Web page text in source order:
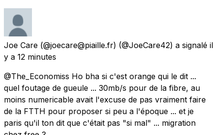
Joe Care (@joecare@piaille.fr) (@JoeCare42) a signalé il
y a 12 minutes
@The_Economiss Ho bha si c'est orange qui le dit ...
quel foutage de gueule ... 30mb/s pour de la fibre, au
moins numericable avait l'excuse de pas vraiment faire
de la FTTH pour proposer si peu a l'époque ... et je
paris qu'il ton dit que c'était pas "si mal" ... migration